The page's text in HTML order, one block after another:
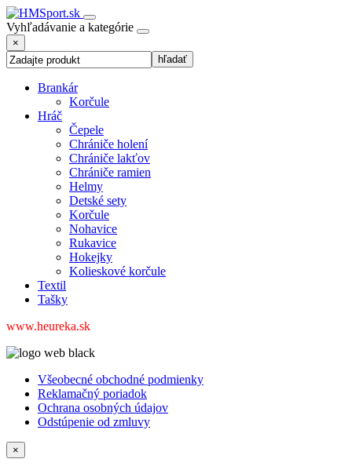
Vyhľadávanie a kategórie
×
Brankár
Korčule
Hráč
Čepele
Chrániče holení
Chrániče lakťov
Chrániče ramien
Helmy
Detské sety
Korčule
Nohavice
Rukavice
Hokejky
Kolieskové korčule
Textil
Tašky
www.heureka.sk
Všeobecné obchodné podmienky
Reklamačný poriadok
Ochrana osobných údajov
Odstúpenie od zmluvy
×